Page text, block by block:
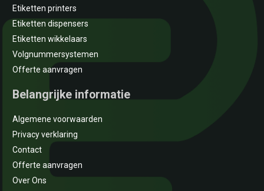
Etiketten printers
Etiketten dispensers
Etiketten wikkelaars
Volgnummersystemen
Offerte aanvragen
Belangrijke informatie
Algemene voorwaarden
Privacy verklaring
Contact
Offerte aanvragen
Over Ons